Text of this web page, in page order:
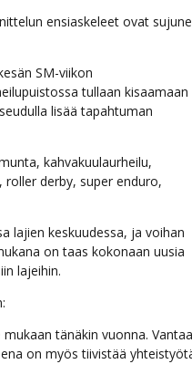
ensiaskeleet ovat
SM-viikon
tullaan kisaamaan
lisää tapahtuman
kahvakuulaurheilu,
derby, super enduro,
lajien keskuudessa, ja voihan
on taas kokonaan uusia
lajeihin.
tänäkin vuonna.
on myös tiivistää